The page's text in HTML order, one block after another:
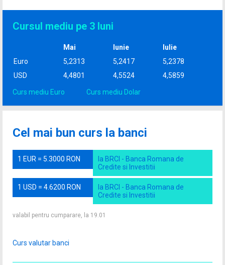
Cursul mediu pe 3 luni
Mai Iunie
Iulie
Euro
5,2313 5,2417
5,2378
USD
4,4801 4,5524 4,5859
Curs mediu Euro Curs mediu Dolar
Cel mai bun curs la banci
1 EUR = 5.3000 RON
la BRCI - Banca Romana de
Credite si Investitii
1 USD = 4.6200 RON
la BRCI - Banca Romana de
Credite si Investitii
valabil pentru cumparare, la 19.01
Curs valutar banci